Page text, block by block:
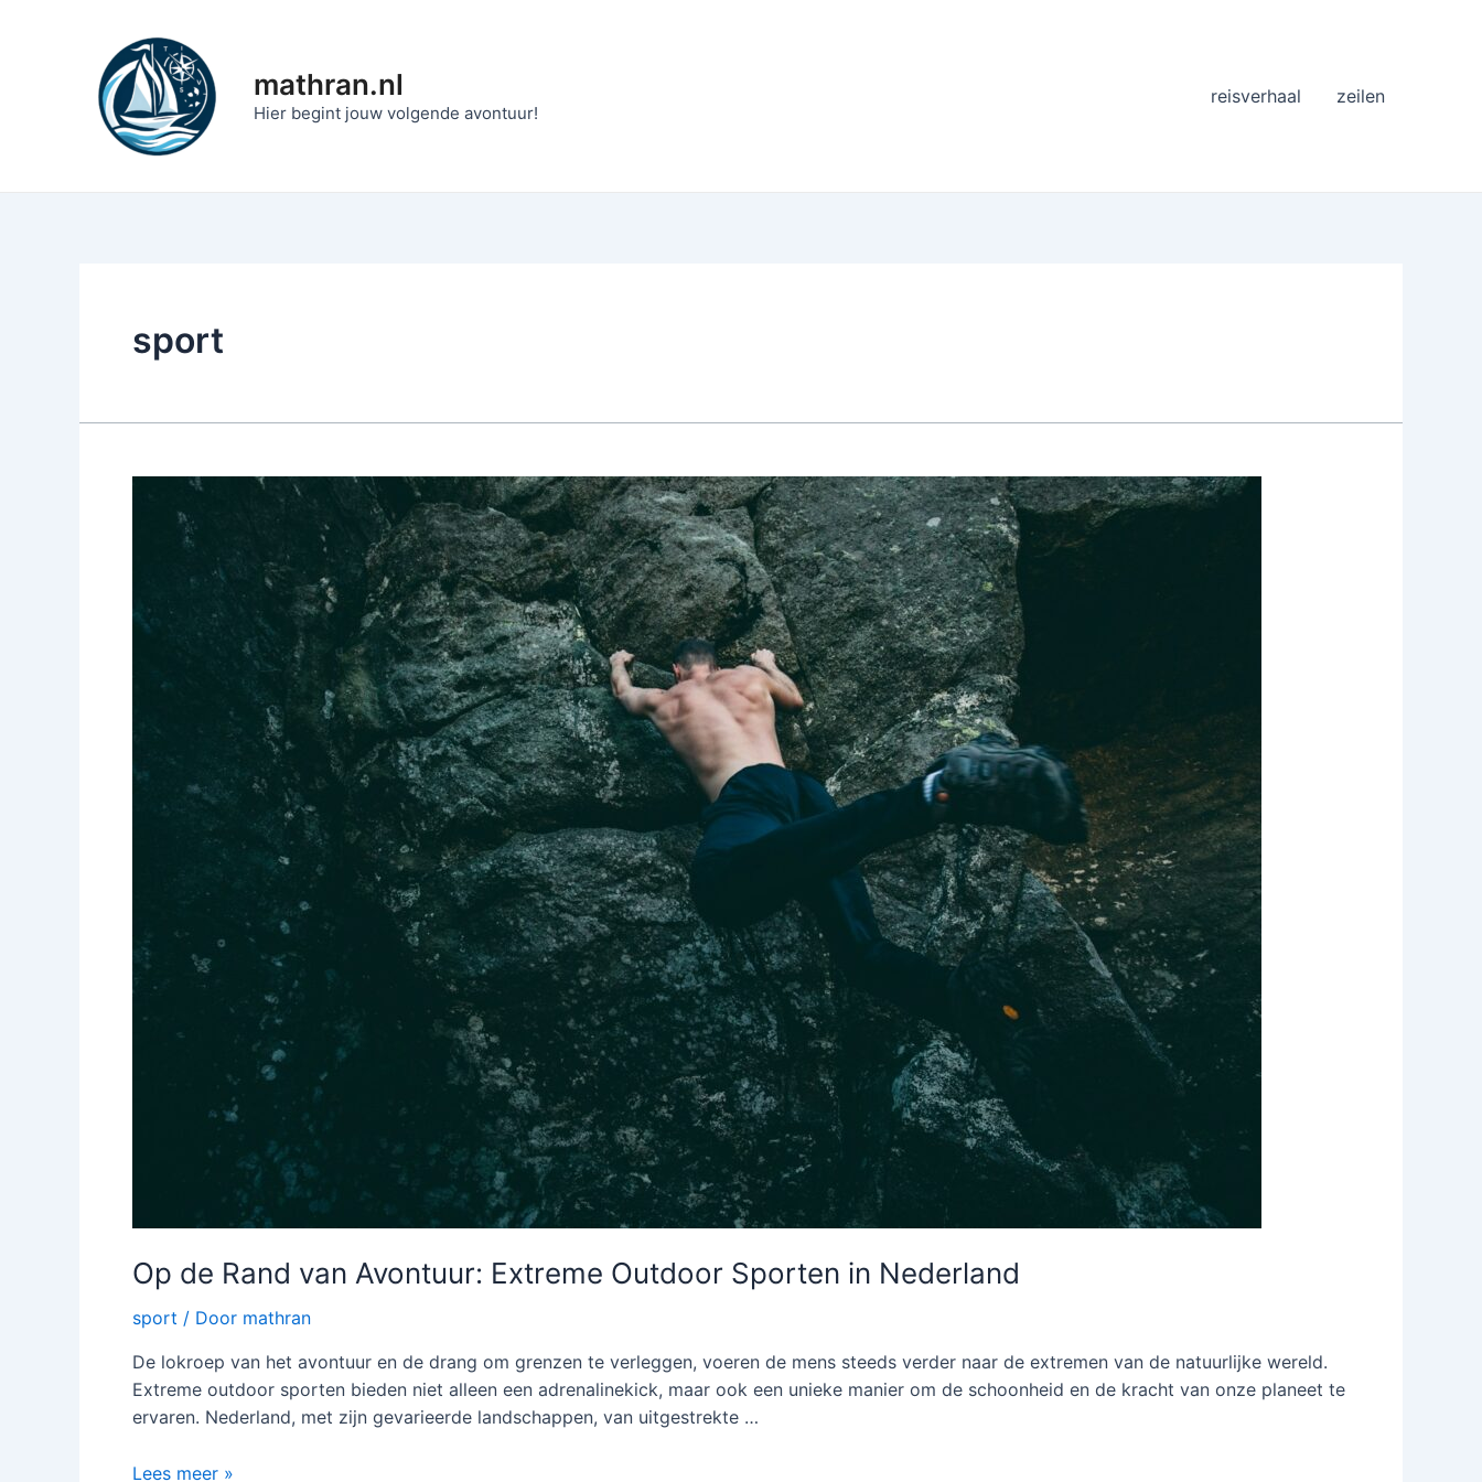
mathran.nl
Hier begint jouw volgende avontuur!
reisverhaal zeilen
sport
Op de Rand van Avontuur: Extreme Outdoor Sporten in Nederland
sport / Door mathran
De lokroep van het avontuur en de drang om grenzen te verleggen, voeren de mens steeds verder naar de extremen van de natuurlijke wereld.
Extreme outdoor sporten bieden niet alleen een adrenalinekick, maar ook een unieke manier om de schoonheid en de kracht van onze planeet te
ervaren. Nederland, met zijn gevarieerde landschappen, van uitgestrekte …
Op
Lees meer »